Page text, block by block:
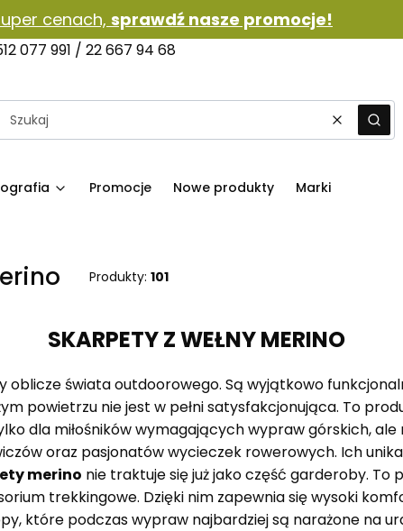
cenach, sprawdź nasze promocje!
077 991 / 22 667 94 68
WyczyśćSzukaj
Promocje Nowe produkty Marki
Produkty: 101
SKARPETY Z WEŁNY MERINO
oblicze świata outdoorowego. Są wyjątkowo
powietrzu nie jest w pełni satysfakcjonująca. To
dla miłośników wymagających wypraw górskich, ale
oraz pasjonatów wycieczek rowerowych. Ich
merino nie traktuje się już jako część garderoby. To
trekkingowe. Dzięki nim zapewnia się wysoki
które podczas wypraw najbardziej są narażone na